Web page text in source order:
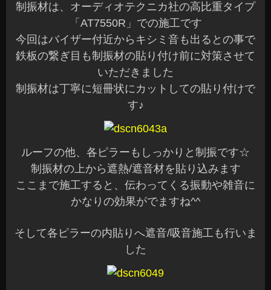
制振材は、オーディオテクニカ社の高比重タイプ
「AT7550R」での施工です
今回はバイザー付近からキシミ音も出るとの事で
鉄板の繋ぎ目も制振材の貼り付け前に対策させて
いただきました
制振材は丁寧に短冊状にカットしての貼り付けで
す♪
ルーフの他、各ピラーもしっかりと制振です☆
制振材の上から遮熱/遮音材を貼り込みます
ここまで施工すると、伝わってくる振動や雑音に
かなりの効果がでますね^^
そして各ピラーの内貼りへ遮音/吸音施工も行いま
した